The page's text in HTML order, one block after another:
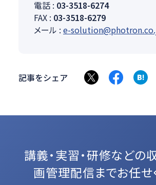
電話 : 03-3518-6274
FAX : 03-3518-6279
メール : e-
記事をシェア
講義・実習・研修などの
画管理配信までお任せ